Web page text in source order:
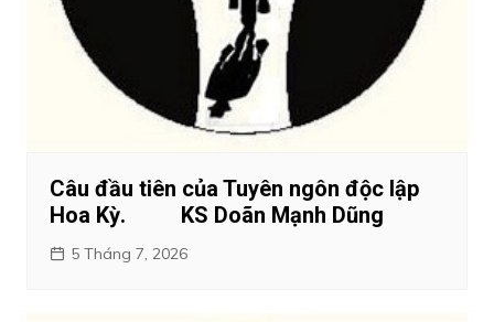
Câu đầu tiên của Tuyên ngôn độc lập
Hoa Kỳ. KS Doãn Mạnh Dũng
5 Tháng 7, 2026